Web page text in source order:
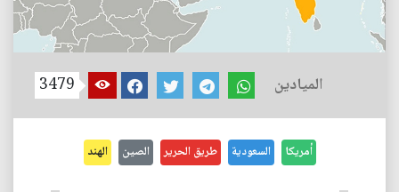
الميادين 3479
أمريكا السعودية طريق الحرير الصين الهند